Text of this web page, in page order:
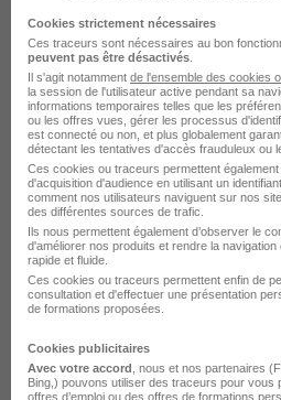
La Rochelle - 17 CDD
Voir l’offre
Technicien Systèmes
Développeur
ARMEE DE L'AIR ET DE L'ESPACE
Strasbourg - 67
Cookies strictement nécessaires
Ces traceurs sont nécessaires au bon
peuvent pas être désactivés
Il s'agit notamment de l'ensemble des cookies
la session de l'utilisateur active pendant sa
informations temporaires telles que les
ou les offres vues, gérer les processus
est connecté ou non, et plus globalement
détectant les tentatives d'accès frauduleux ou
Ces cookies ou traceurs permettent
d'acquisition d'audience en utilisant un
comment nos utilisateurs naviguent sur nos
des différentes sources de trafic.
Ils nous permettent également d’observer le
d'améliorer nos produits et rendre la
rapide et fluide.
Ces cookies ou traceurs permettent enfin de
consultation et d'effectuer une présentation
de formations proposées.
Cookies publicitaires
Avec votre accord , nous et nos partenaires
Bing,) pouvons utiliser des traceurs pour vous
offres d’emploi ou des offres de formations